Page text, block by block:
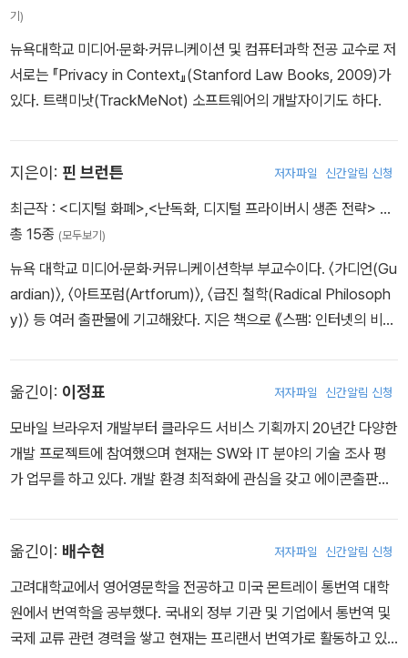
기)
뉴욕대학교 미디어·문화·커뮤니케이션 및 컴퓨터과학 전공 교수로 저
서로는 『Privacy in Context』(Stanford Law Books, 2009)가
있다. 트랙미낫(TrackMeNot) 소프트웨어의 개발자이기도 하다.
지은이: 핀 브런튼 저자파일 신간알림 신청
최근작 : <디지털 화폐>,<난독화, 디지털 프라이버시 생존 전략> …
총 15종 (모두보기)
뉴욕 대학교 미디어·문화·커뮤니케이션학부 부교수이다. 〈가디언(Gu
ardian)〉, 〈아트포럼(Artforum)〉, 〈급진 철학(Radical Philosoph
y)〉 등 여러 출판물에 기고해왔다. 지은 책으로 《스팸: 인터넷의 비밀
or Privacy and Protest)》(공저) 등이 있다.
옮긴이: 이정표 저자파일 신간알림 신청
모바일 브라우저 개발부터 클라우드 서비스 기획까지 20년간 다양한
개발 프로젝트에 참여했으며 현재는 SW와 IT 분야의 기술 조사 평
가 업무를 하고 있다. 개발 환경 최적화에 관심을 갖고 에이콘출판사
2), 『젠킨스로 배우는 CI/CD 파이프라인 구축』(2024), 『알고리듬
으로 생각하기』(2024) 등을 번역했다. 크리에이티브 커먼즈 코리아
의 자원 활동가로 활동했으며, 개인 시간에는 오픈 소스 및 오픈 라이
선스를 활용한 정보의 개방과 활성화에 관심을 갖고 활동하고 있다.
옮긴이: 배수현 저자파일 신간알림 신청
고려대학교에서 영어영문학을 전공하고 미국 몬트레이 통번역 대학
원에서 번역학을 공부했다. 국내외 정부 기관 및 기업에서 통번역 및
국제 교류 관련 경력을 쌓고 현재는 프리랜서 번역가로 활동하고 있